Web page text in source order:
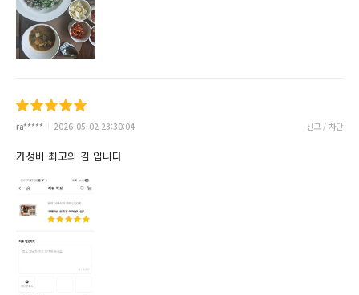
ra***** 2026-05-02 23:30:04 신고 / 차단
가성비 최고의 김 입니다